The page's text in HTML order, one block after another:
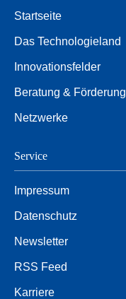
Startseite
Das Technologieland
Innovationsfelder
Beratung & Förderung
Netzwerke
Service
Impressum
Datenschutz
Newsletter
RSS Feed
Karriere